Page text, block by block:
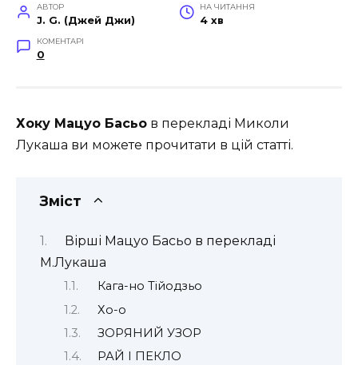
АВТОР
J. G. (Джей Джи)
НА ЧИТАННЯ
4 хв
КОМЕНТАРІ
0
Хоку Мацуо Басьо в перекладі Миколи
Лукаша ви можете прочитати в цій статті.
Зміст
Вірші Мацуо Басьо в перекладі
М.Лукаша
Кага-но Тійодзьо
Хо-о
ЗОРЯНИЙ УЗОР
РАЙ І ПЕКЛО